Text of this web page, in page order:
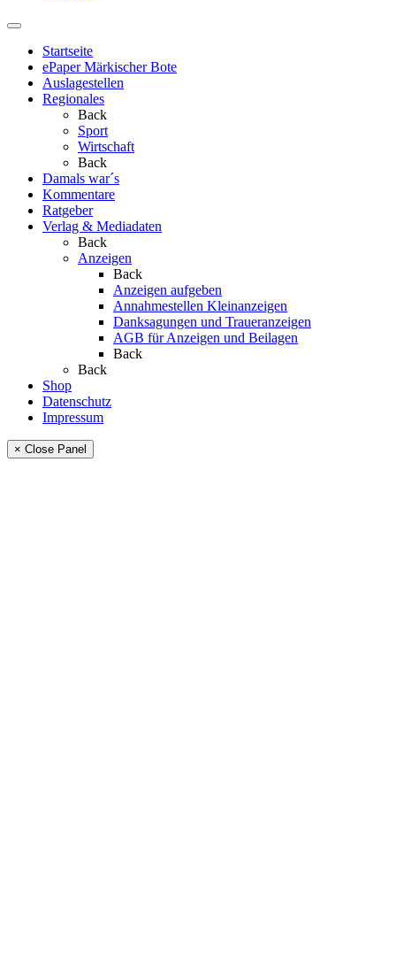
Startseite
ePaper Märkischer Bote
Auslagestellen
Regionales
Back
Sport
Wirtschaft
Back
Damals war´s
Kommentare
Ratgeber
Verlag & Mediadaten
Back
Anzeigen
Back
Anzeigen aufgeben
Annahmestellen Kleinanzeigen
Danksagungen und Traueranzeigen
AGB für Anzeigen und Beilagen
Back
Back
Shop
Datenschutz
Impressum
× Close Panel